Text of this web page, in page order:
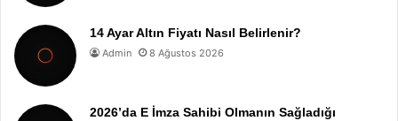
14 Ayar Altın Fiyatı Nasıl Belirlenir?
Admin 8 Ağustos 2026
2026’da E İmza Sahibi Olmanın Sağladığı